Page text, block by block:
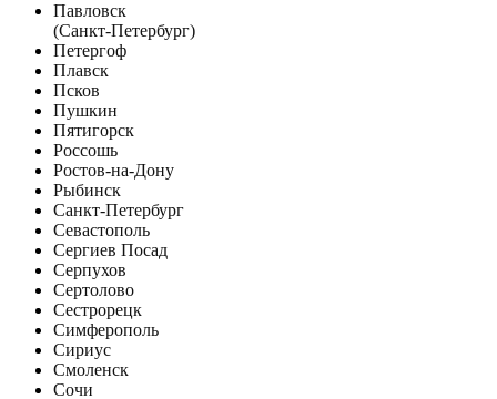
Павловск
(Санкт-Петербург)
Петергоф
Плавск
Псков
Пушкин
Пятигорск
Россошь
Ростов-на-Дону
Рыбинск
Санкт-Петербург
Севастополь
Сергиев Посад
Серпухов
Сертолово
Сестрорецк
Симферополь
Сириус
Смоленск
Сочи